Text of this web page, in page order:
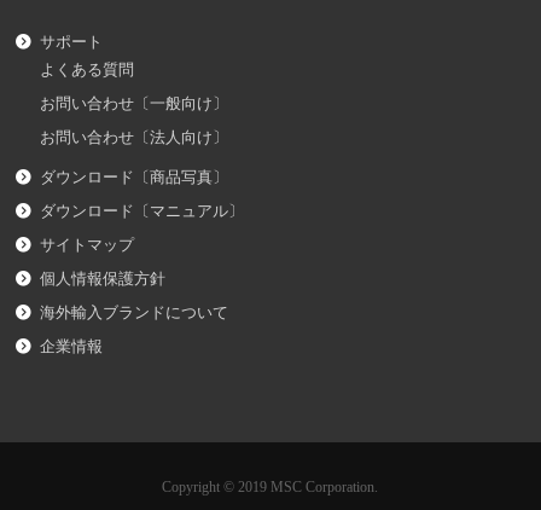
サポート
よくある質問
お問い合わせ〔一般向け〕
お問い合わせ〔法人向け〕
ダウンロード〔商品写真〕
ダウンロード〔マニュアル〕
サイトマップ
個人情報保護方針
海外輸入ブランドについて
企業情報
Copyright © 2019 MSC Corporation.